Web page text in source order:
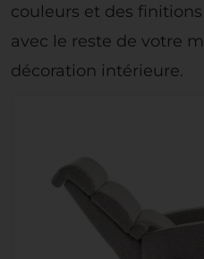
couleurs et des
avec le reste de votre
décoration intérieure.